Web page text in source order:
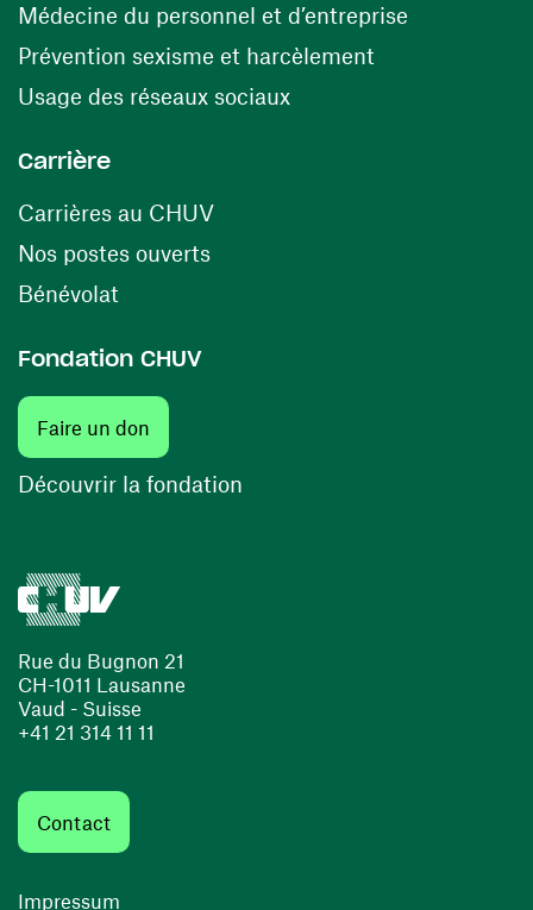
Rue du Bugnon 21
CH-1011 Lausanne
Vaud - Suisse
+41 21 314 11 11
Contact
Impressum
Médecine du personnel et d’entreprise
Prévention sexisme et harcèlement
Usage des réseaux sociaux(opens in a new
Carrière
Carrières au CHUV(opens in a new window)
Nos postes ouverts(opens in a new window)
Bénévolat
Fondation CHUV
Faire un don
Découvrir la fondation